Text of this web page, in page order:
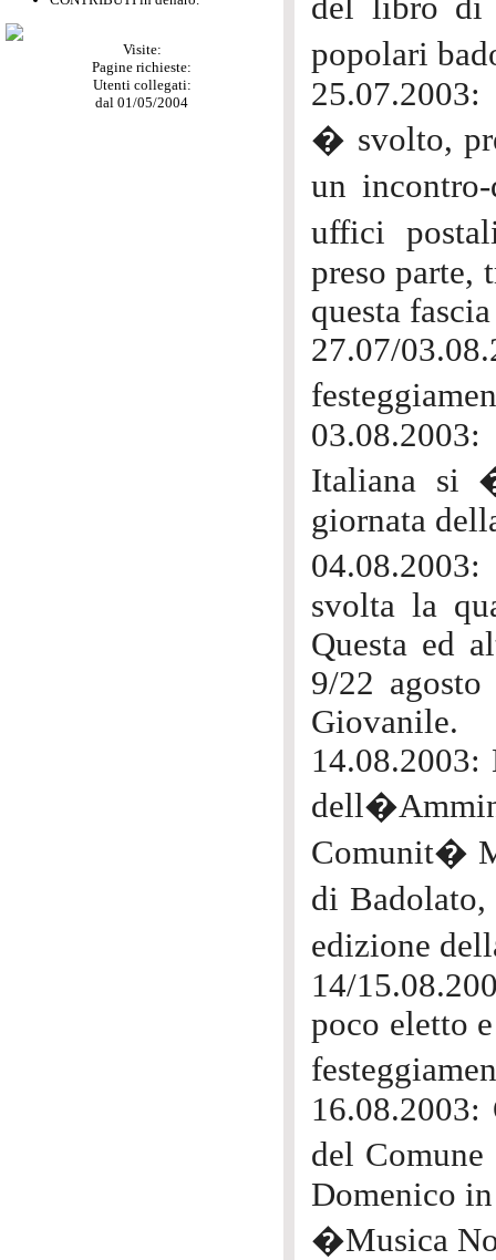
Visite:
Pagine richieste:
Utenti collegati:
dal 01/05/2004
del libro di
popolari
� svolto,
un
uffici
preso parte,
questa
27.07/
Italiana si
giornata
svolta la
Questa ed
9/22
Giovanile.
Comunit�
di
edizione
14/
poco eletto
16.08.2003:
del
Domenico
�Musica